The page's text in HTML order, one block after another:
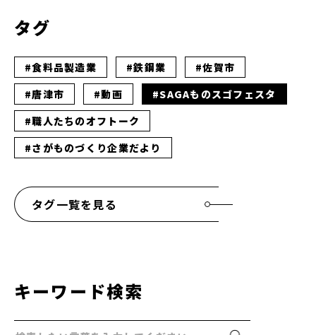
タグ
#食料品製造業 #鉄鋼業
#佐賀市
#唐津市
#動画
#SAGAものスゴフェスタ
#職人たちのオフトーク
#さがものづくり企業だより
タグ一覧を見る
キーワード検索